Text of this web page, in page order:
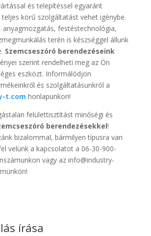
és telepítéssel egyaránt
körű szolgáltatást vehet igénybe.
anyagmozgatás, festéstechnológia,
terén is készséggel állunk
Szemcseszóró berendezéseink
szerint rendelheti meg az Ön
eszközt. Informálódjon
és szolgáltatásunkról a
t.com honlapunkon!
felülettisztítást minőségi és
berendezésekkel!
bizalommal, bármilyen típusra van
velünk a kapcsolatot a 06-30-900-
vagy az info@industry-
írása